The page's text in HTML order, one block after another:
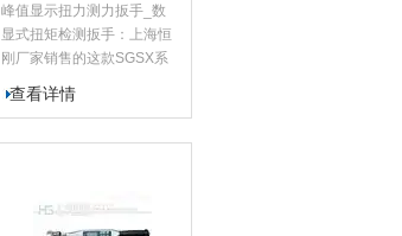
数显式扭矩检测扳手
峰值显示扭力测力扳手_数
显式扭矩检测扳手：上海恒
刚厂家销售的这款SGSX系
列数显扭力扳手是螺栓紧固
检测及控制工具，此款
查看详情